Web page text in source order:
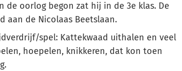
de oorlog begon zat hij in de 3e klas. De
aan de Nicolaas Beetslaan.
spel: Kattekwaad uithalen en veel
hoepelen, knikkeren, dat kon toen